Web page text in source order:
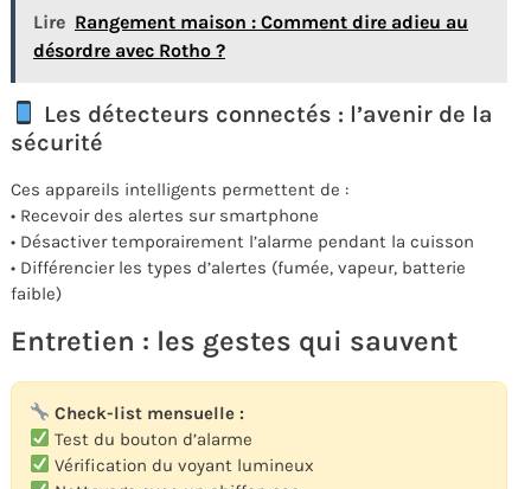
Lire Rangement maison : Comment dire adieu au
désordre avec Rotho ?
Les détecteurs connectés : l’avenir de la
sécurité
Ces appareils intelligents permettent de :
• Recevoir des alertes sur smartphone
• Désactiver temporairement l’alarme pendant la cuisson
• Différencier les types d’alertes (fumée, vapeur, batterie
faible)
Entretien : les gestes qui sauvent
Check-list mensuelle :
Test du bouton d’alarme
Vérification du voyant lumineux